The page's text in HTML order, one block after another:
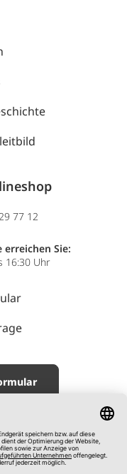
77 12
erreichen Sie:
16:30 Uhr